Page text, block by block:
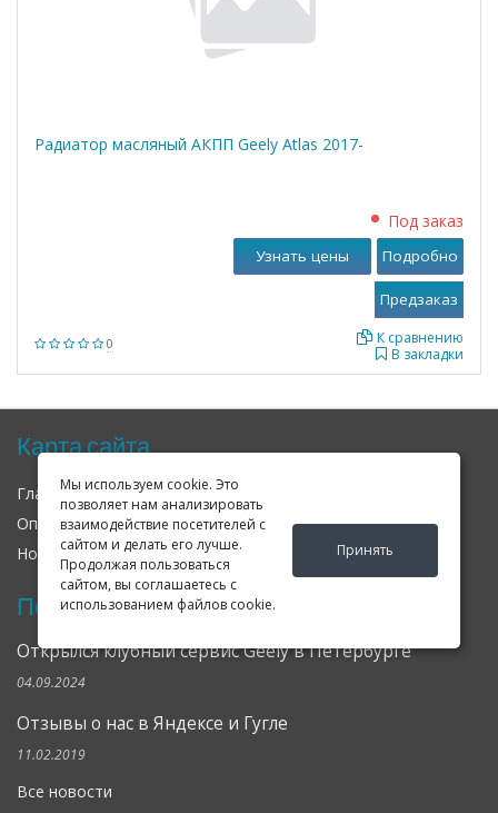
Мы используем cookie. Это
позволяет нам анализировать
взаимодействие посетителей с
сайтом и делать его лучше.
Продолжая пользоваться
сайтом, вы соглашаетесь с
использованием файлов cookie.
Принять
Радиатор масляный АКПП Geely Atlas 2017-
0
Под заказ
В закладки
К сравнению
Узнать цены Подробно
Карта сайта
Главная О нас
Оплата
Доставка
Гарантия
Новости
Оферта Соглашение
Последние новости
Открылся клубный сервис Geely в Петербурге
04.09.2024
Отзывы о нас в Яндексе и Гугле
11.02.2019
Все новости